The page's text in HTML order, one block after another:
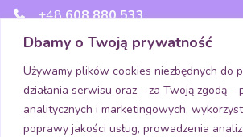
Dbamy o Twoją prywatność
Używamy plików cookies niezbędnych do
działania serwisu oraz – za Twoją zgodą –
analitycznych i marketingowych,
poprawy jakości usług, prowadzenia
+48608 880 533
wsparcie@kidsview.pl
Media